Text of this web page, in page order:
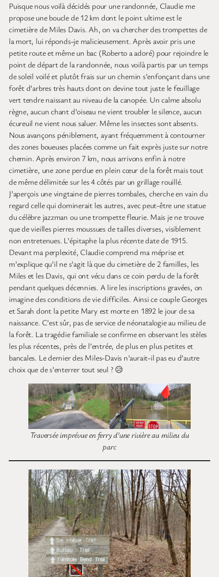
Puisque nous voilà décidés pour une randonnée, Claudie me
propose une boucle de 12 km dont le point ultime est le
cimetière de Miles Davis. Ah, on va chercher des trompettes de
la mort, lui réponds-je malicieusement. Après avoir pris une
petite route et même un bac (Roberto a adoré) pour rejoindre le
point de départ de la randonnée, nous voilà partis par un temps
de soleil voilé et plutôt frais sur un chemin s’enfonçant dans une
forêt d’arbres très hauts dont on devine tout juste le feuillage
vert tendre naissant au niveau de la canopée. Un calme absolu
règne, aucun chant d’oiseau ne vient troubler le silence, aucun
écureuil ne vient nous saluer. Même les insectes sont absents.
Nous avançons péniblement, ayant fréquemment à contourner
des zones boueuses placées comme un fait exprès juste sur notre
chemin. Après environ 7 km, nous arrivons enfin à notre
cimetière, une zone perdue en plein cœur de la forêt mais tout
de même délimitée sur les 4 côtés par un grillage rouillé.
J’aperçois une vingtaine de pierres tombales, cherche en vain du
regard celle qui dominerait les autres, avec peut-être une statue
du célèbre jazzman ou une trompette fleurie. Mais je ne trouve
que de vieilles pierres moussues de tailles diverses, visiblement
non entretenues. L’épitaphe la plus récente date de 1915.
Devant ma perplexité, Claudie comprend ma méprise et
m’explique qu’il ne s’agit là que du cimetière de 2 familles, les
Miles et les Davis, qui ont vécu dans ce coin perdu de la forêt
pendant quelques décennies. A lire les inscriptions gravées, on
imagine des conditions de vie difficiles. Ainsi ce couple Georges
et Sarah dont la petite Mary est morte en 1892 le jour de sa
naissance. C’est sûr, pas de service de néonatalogie au milieu de
la forêt. La tragédie familiale se confirme en observant les stèles
les plus récentes, près de l’entrée, de plus en plus petites et
bancales. Le dernier des Miles-Davis n’aurait-il pas eu d’autre
choix que de s’enterrer tout seul ? 😥
Traversée imprévue en ferry d’une rivière au milieu du
parc